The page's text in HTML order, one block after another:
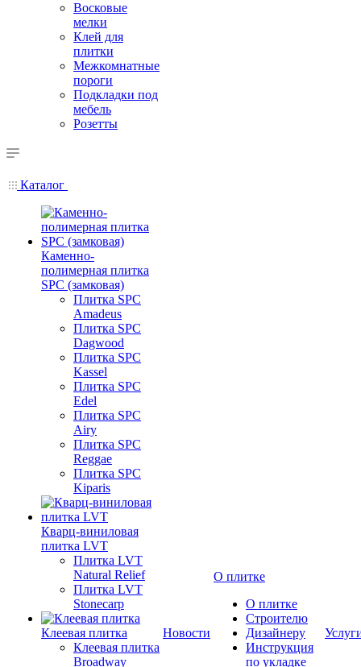
Восковые
мелки
Клей для
плитки
Межкомнатные
пороги
Подкладки под
мебель
Розетты
Каталог
Каменно-
полимерная плитка
SPC (замковая)
Плитка SPC
Amadeus
Плитка SPC
Dagwood
Плитка SPC
Kassel
Плитка SPC
Edel
Плитка SPC
Airy
Плитка SPC
Reggae
Плитка SPC
Kiparis
Кварц-виниловая
плитка LVT
Плитка LVT
Natural Relief
Плитка LVT
Stonecarp
Клеевая плитка
Клеевая плитка
Broadway
Новости
О плитке
О плитке
Строителю
Дизайнеру
Инструкция
по укладке